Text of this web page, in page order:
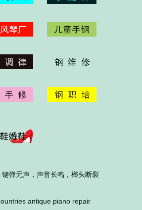
弹无声，声音长鸣，榔头断裂
antique piano repair